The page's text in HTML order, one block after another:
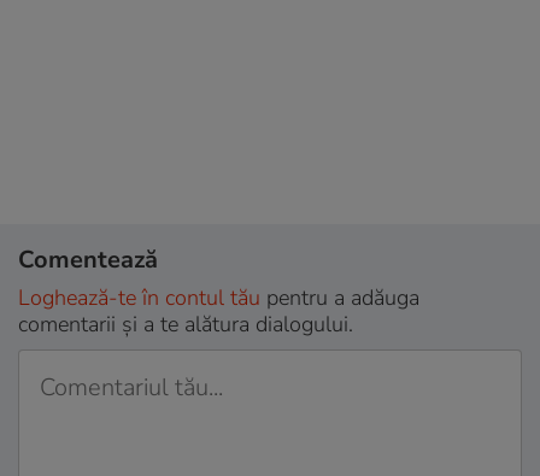
Comentează
Loghează-te în contul tău pentru a adăuga
comentarii și a te alătura dialogului.